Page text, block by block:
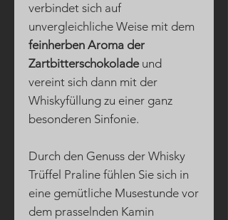
verbindet sich auf
unvergleichliche Weise mit dem
feinherben Aroma der
Zartbitterschokoladeund
vereint sich dann mit der
Whiskyfüllung zu einer ganz
besonderen Sinfonie.
Durch den Genuss der Whisky
Trüffel Praline fühlen Sie sich in
eine gemütliche Musestunde vor
dem prasselnden Kamin